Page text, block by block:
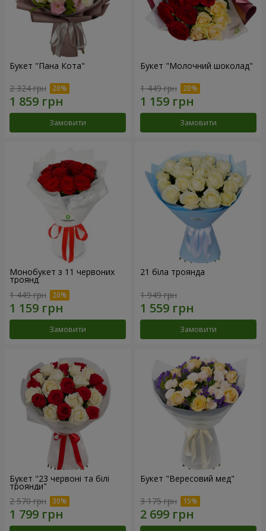
Букет "Пана Кота"
2 324 грн
Замовити
Букет "Молочний шоколад"
1 449 грн
Замовити
Монобукет з 11 червоних
троянд
1 449 грн
Замовити
21 біла троянда
1 949 грн
Замовити
Букет "23 червоні та білі
троянди"
2 570 грн
Букет "Вересовий мед"
3 175 грн